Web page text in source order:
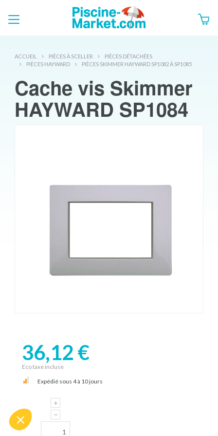
ACCUEIL PIÈCES À SCELLER
PIÈCES DÉTACHÉES
PIÈCES HAYWARD
PIÈCES SKIMMER HAYWARD SP1082 À SP1085
Cache vis Skimmer
HAYWARD SP1084
36,12 €
Eco taxe incluse
Expédié sous 4 à 10 jours